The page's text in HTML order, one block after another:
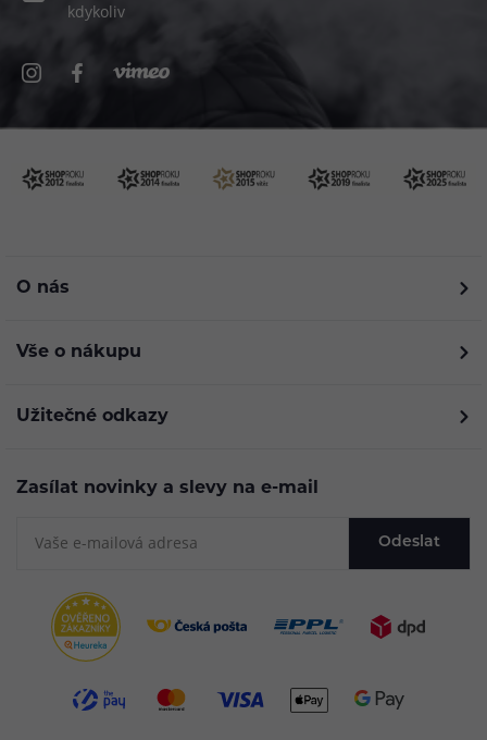
kdykoliv
O nás
Vše o nákupu
Užitečné odkazy
Zasílat novinky a slevy na e-mail
Odeslat